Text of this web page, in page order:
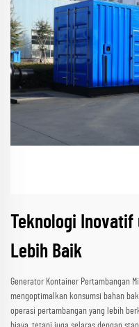
Teknologi Inovatif
Lebih Baik
Generator Kontainer Pertambangan
mengoptimalkan konsumsi bahan
operasi pertambangan yang lebih